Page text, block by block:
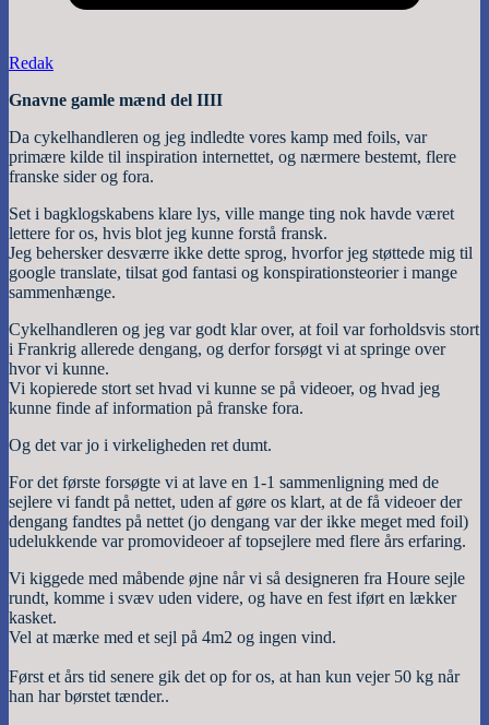
Redak
Gnavne gamle mænd del IIII
Da cykelhandleren og jeg indledte vores kamp med foils, var
primære kilde til inspiration internettet, og nærmere bestemt, flere
franske sider og fora.
Set i bagklogskabens klare lys, ville mange ting nok havde været
lettere for os, hvis blot jeg kunne forstå fransk.
Jeg behersker desværre ikke dette sprog, hvorfor jeg støttede mig til
google translate, tilsat god fantasi og konspirationsteorier i mange
sammenhænge.
Cykelhandleren og jeg var godt klar over, at foil var forholdsvis stort
i Frankrig allerede dengang, og derfor forsøgt vi at springe over
hvor vi kunne.
Vi kopierede stort set hvad vi kunne se på videoer, og hvad jeg
kunne finde af information på franske fora.
Og det var jo i virkeligheden ret dumt.
For det første forsøgte vi at lave en 1-1 sammenligning med de
sejlere vi fandt på nettet, uden af gøre os klart, at de få videoer der
dengang fandtes på nettet (jo dengang var der ikke meget med foil)
udelukkende var promovideoer af topsejlere med flere års erfaring.
Vi kiggede med måbende øjne når vi så designeren fra Houre sejle
rundt, komme i svæv uden videre, og have en fest iført en lækker
kasket.
Vel at mærke med et sejl på 4m2 og ingen vind.
Først et års tid senere gik det op for os, at han kun vejer 50 kg når
han har børstet tænder..